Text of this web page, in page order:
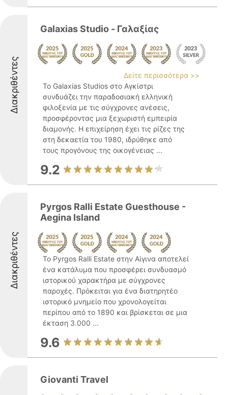
Διακριθέντες
Galaxias Studio - Γαλαξίας
Δείτε περισσότερα >>
Το Galaxias Studios στο Αγκίστρι
συνδυάζει την παραδοσιακή ελληνική
φιλοξενία με τις σύγχρονες ανέσεις,
προσφέροντας μια ξεχωριστή εμπειρία
διαμονής. Η επιχείρηση έχει τις ρίζες της
στη δεκαετία του 1980, ιδρύθηκε από
τους προγόνους της οικογένειας ...
9.2
Διακριθέντες
Pyrgos Ralli Estate Guesthouse -
Aegina Island
Το Pyrgos Ralli Estate στην Αίγινα αποτελεί
ένα κατάλυμα που προσφέρει συνδυασμό
ιστορικού χαρακτήρα με σύγχρονες
παροχές. Πρόκειται για ένα διατηρητέο
ιστορικό μνημείο που χρονολογείται
περίπου από το 1890 και βρίσκεται σε μια
έκταση 3.000 ...
9.6
Giovanti Travel